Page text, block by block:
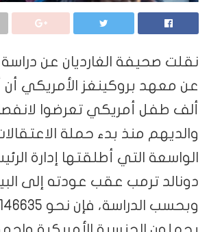
نقلت صحيفة الغارديان عن
ألف طفل أمريكي تعرضوا
والديهم منذ بدء حملة
الواسعة التي أطلقتها إدارة
دونالد ترمب عقب عودته إلى